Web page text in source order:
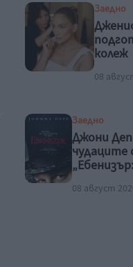
Заедно
колеж
08
Заедно
Джони
чудаците
08 август